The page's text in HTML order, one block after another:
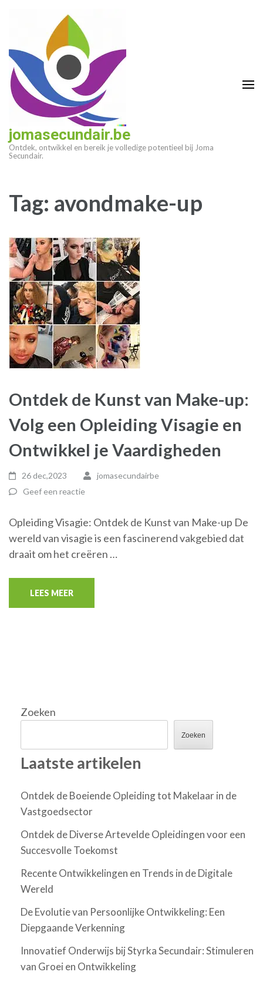
(druk
enter)
jomasecundair.be
Ontdek, ontwikkel en bereik je volledige potentieel bij Joma
Secundair.
Tag: avondmake-up
Ontdek de Kunst van Make-up:
Volg een Opleiding Visagie en
Ontwikkel je Vaardigheden
26 dec,2023
jomasecundairbe
Geef een reactie
Opleiding Visagie: Ontdek de Kunst van Make-up De
wereld van visagie is een fascinerend vakgebied dat
draait om het creëren …
LEES MEER
Zoeken
Zoeken
Laatste artikelen
Ontdek de Boeiende Opleiding tot Makelaar in de
Vastgoedsector
Ontdek de Diverse Artevelde Opleidingen voor een
Succesvolle Toekomst
Recente Ontwikkelingen en Trends in de Digitale
Wereld
De Evolutie van Persoonlijke Ontwikkeling: Een
Diepgaande Verkenning
Innovatief Onderwijs bij Styrka Secundair: Stimuleren
van Groei en Ontwikkeling